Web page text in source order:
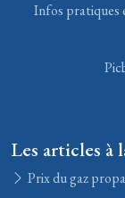
Infos pratiques
Les articles à
Prix du gaz